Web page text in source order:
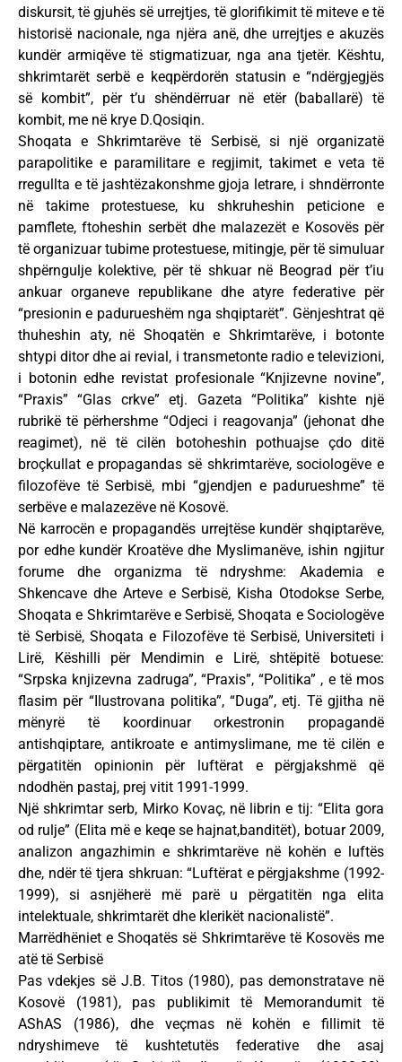
diskursit, të gjuhës së urrejtjes, të glorifikimit të miteve e të
historisë nacionale, nga njëra anë, dhe urrejtjes e akuzës
kundër armiqëve të stigmatizuar, nga ana tjetër. Kështu,
shkrimtarët serbë e keqpërdorën statusin e “ndërgjegjës
së kombit”, për t’u shëndërruar në etër (baballarë) të
kombit, me në krye D.Qosiqin.
Shoqata e Shkrimtarëve të Serbisë, si një organizatë
parapolitike e paramilitare e regjimit, takimet e veta të
rregullta e të jashtëzakonshme gjoja letrare, i shndërronte
në takime protestuese, ku shkruheshin peticione e
pamflete, ftoheshin serbët dhe malazezët e Kosovës për
të organizuar tubime protestuese, mitingje, për të simuluar
shpërngulje kolektive, për të shkuar në Beograd për t’iu
ankuar organeve republikane dhe atyre federative për
“presionin e padurueshëm nga shqiptarët”. Gënjeshtrat që
thuheshin aty, në Shoqatën e Shkrimtarëve, i botonte
shtypi ditor dhe ai revial, i transmetonte radio e televizioni,
i botonin edhe revistat profesionale “Knjizevne novine”,
“Praxis” “Glas crkve” etj. Gazeta “Politika” kishte një
rubrikë të përhershme “Odjeci i reagovanja” (jehonat dhe
reagimet), në të cilën botoheshin pothuajse çdo ditë
broçkullat e propagandas së shkrimtarëve, sociologëve e
filozofëve të Serbisë, mbi “gjendjen e padurueshme” të
serbëve e malazezëve në Kosovë.
Në karrocën e propagandës urrejtëse kundër shqiptarëve,
por edhe kundër Kroatëve dhe Myslimanëve, ishin ngjitur
forume dhe organizma të ndryshme: Akademia e
Shkencave dhe Arteve e Serbisë, Kisha Otodokse Serbe,
Shoqata e Shkrimtarëve e Serbisë, Shoqata e Sociologëve
të Serbisë, Shoqata e Filozofëve të Serbisë, Universiteti i
Lirë, Këshilli për Mendimin e Lirë, shtëpitë botuese:
“Srpska knjizevna zadruga”, “Praxis”, “Politika” , e të mos
flasim për “Ilustrovana politika”, “Duga”, etj. Të gjitha në
mënyrë të koordinuar orkestronin propagandë
antishqiptare, antikroate e antimyslimane, me të cilën e
përgatitën opinionin për luftërat e përgjakshmë që
ndodhën pastaj, prej vitit 1991-1999.
Një shkrimtar serb, Mirko Kovaç, në librin e tij: “Elita gora
od rulje” (Elita më e keqe se hajnat,banditët), botuar 2009,
analizon angazhimin e shkrimtarëve në kohën e luftës
dhe, ndër të tjera shkruan: “Luftërat e përgjakshme (1992-
1999), si asnjëherë më parë u përgatitën nga elita
intelektuale, shkrimtarët dhe klerikët nacionalistë”.
Marrëdhëniet e Shoqatës së Shkrimtarëve të Kosovës me
atë të Serbisë
Pas vdekjes së J.B. Titos (1980), pas demonstratave në
Kosovë (1981), pas publikimit të Memorandumit të
AShAS (1986), dhe veçmas në kohën e fillimit të
ndryshimeve të kushtetutës federative dhe asaj